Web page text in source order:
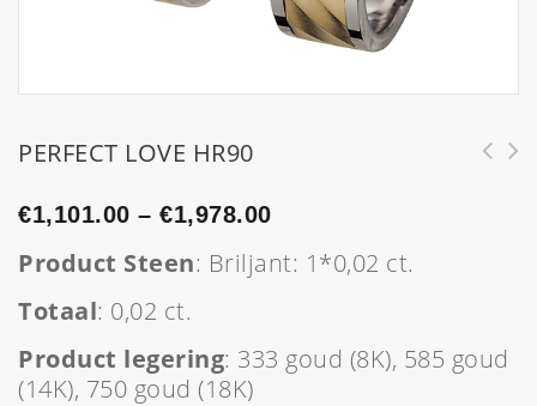
PERFECT LOVE HR90
€1,101.00 – €1,978.00
Product Steen: Briljant: 1*0,02 ct.
Totaal: 0,02 ct.
Product legering: 333 goud (8K), 585 goud
(14K), 750 goud (18K)